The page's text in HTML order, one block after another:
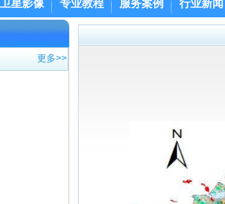
卫星影像 专业教程 服务案例 行业新闻
更多>>